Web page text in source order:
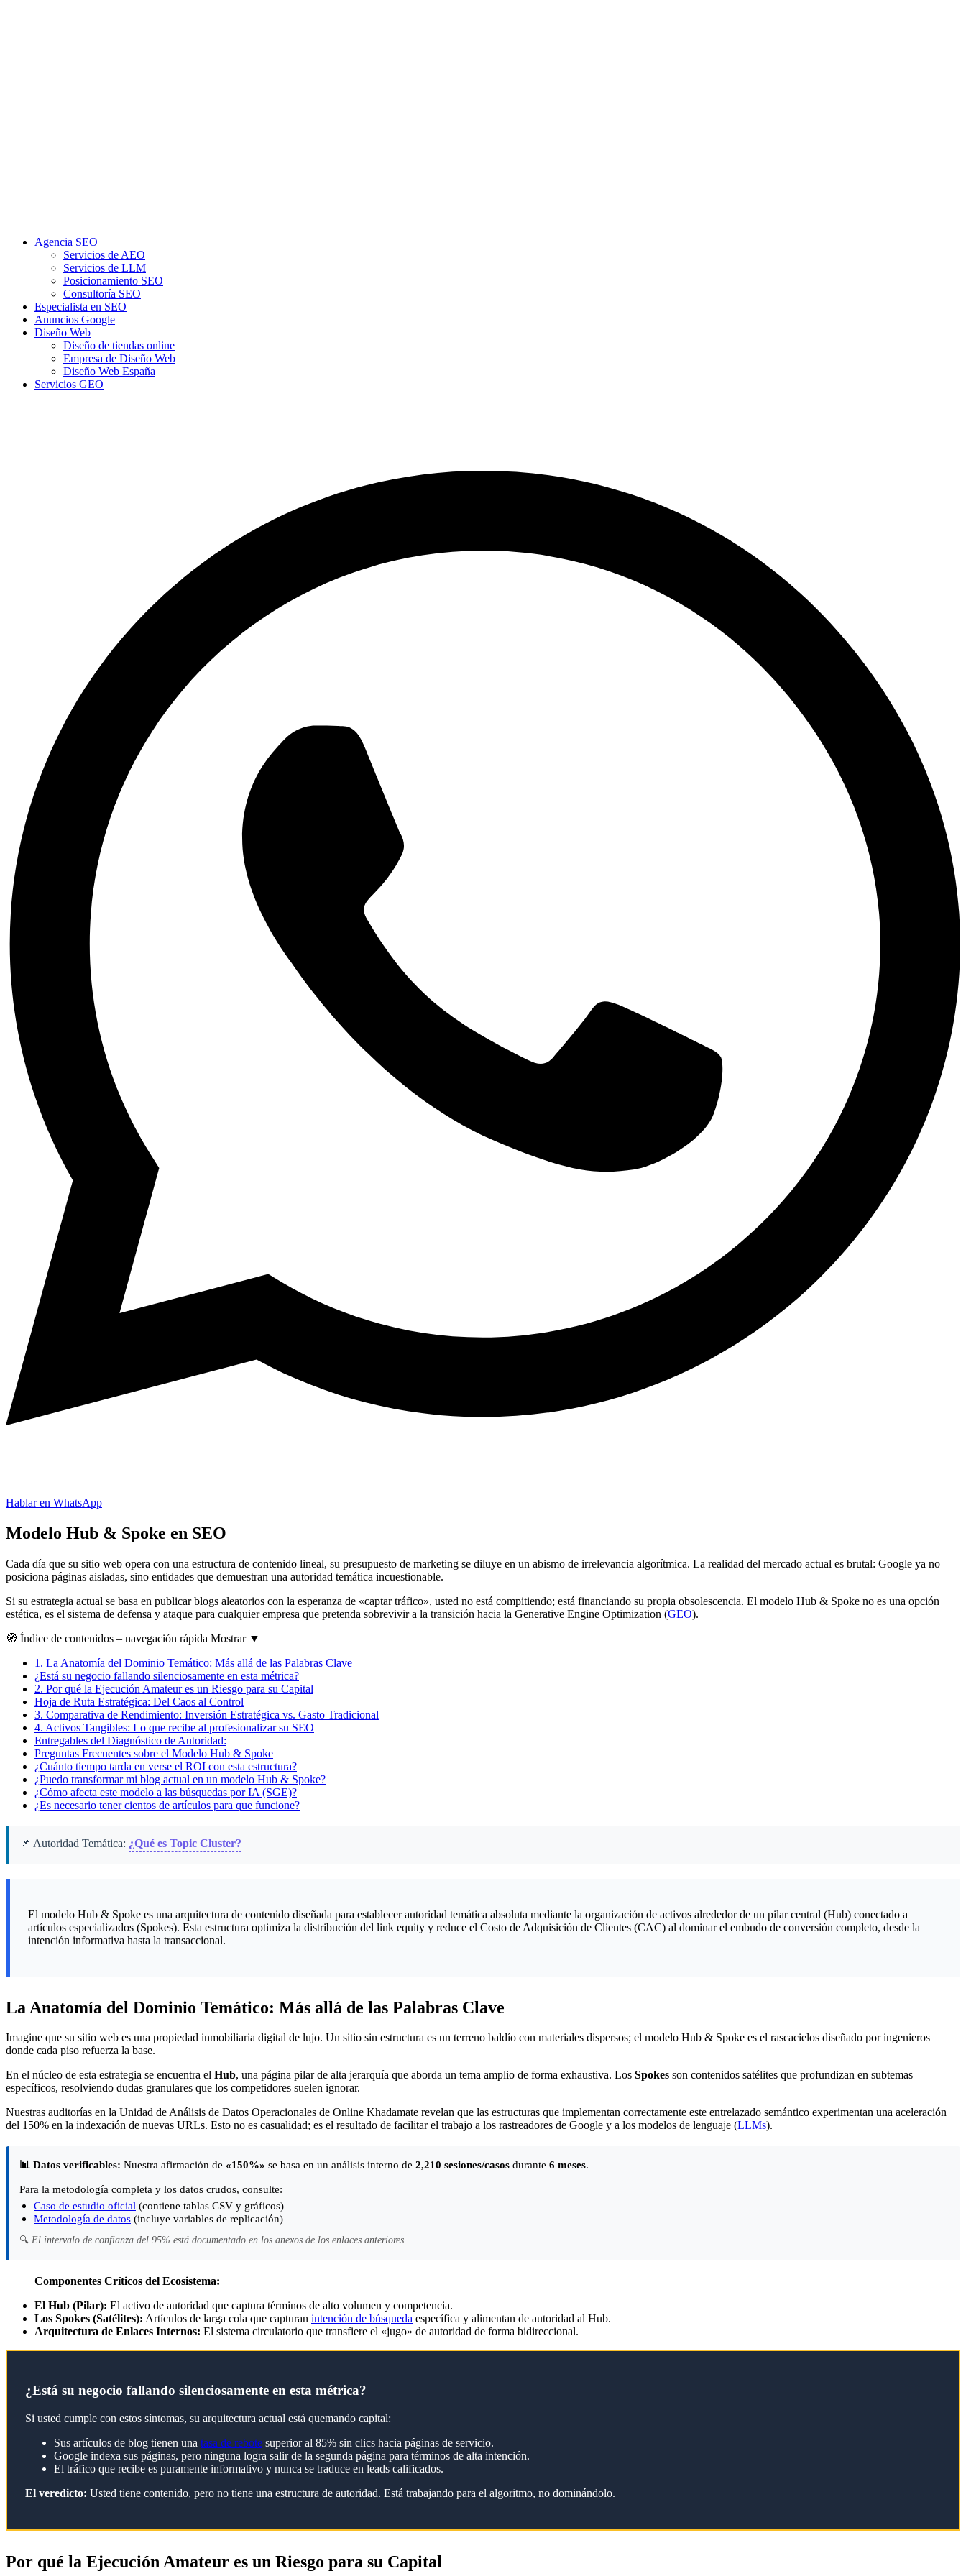
Agencia SEO
Servicios de AEO
Servicios de LLM
Posicionamiento SEO
Consultoría SEO
Especialista en SEO
Anuncios Google
Diseño Web
Diseño de tiendas online
Empresa de Diseño Web
Diseño Web España
Servicios GEO
Hablar en WhatsApp
Modelo Hub & Spoke en SEO
Cada día que su sitio web opera con una estructura de contenido lineal, su presupuesto de marketing se diluye en un abismo de irrelevancia algorítmica. La realidad del mercado actual es brutal: Google ya no
posiciona páginas aisladas, sino entidades que demuestran una autoridad temática incuestionable.
Si su estrategia actual se basa en publicar blogs aleatorios con la esperanza de «captar tráfico», usted no está compitiendo; está financiando su propia obsolescencia. El modelo Hub & Spoke no es una opción
estética, es el sistema de defensa y ataque para cualquier empresa que pretenda sobrevivir a la transición hacia la Generative Engine Optimization (GEO).
🧭 Índice de contenidos – navegación rápida Mostrar ▼
1. La Anatomía del Dominio Temático: Más allá de las Palabras Clave
¿Está su negocio fallando silenciosamente en esta métrica?
2. Por qué la Ejecución Amateur es un Riesgo para su Capital
Hoja de Ruta Estratégica: Del Caos al Control
3. Comparativa de Rendimiento: Inversión Estratégica vs. Gasto Tradicional
4. Activos Tangibles: Lo que recibe al profesionalizar su SEO
Entregables del Diagnóstico de Autoridad:
Preguntas Frecuentes sobre el Modelo Hub & Spoke
¿Cuánto tiempo tarda en verse el ROI con esta estructura?
¿Puedo transformar mi blog actual en un modelo Hub & Spoke?
¿Cómo afecta este modelo a las búsquedas por IA (SGE)?
¿Es necesario tener cientos de artículos para que funcione?
📌 Autoridad Temática: ¿Qué es Topic Cluster?
El modelo Hub & Spoke es una arquitectura de contenido diseñada para establecer autoridad temática absoluta mediante la organización de activos alrededor de un pilar central (Hub) conectado a
artículos especializados (Spokes). Esta estructura optimiza la distribución del link equity y reduce el Costo de Adquisición de Clientes (CAC) al dominar el embudo de conversión completo, desde la
intención informativa hasta la transaccional.
La Anatomía del Dominio Temático: Más allá de las Palabras Clave
Imagine que su sitio web es una propiedad inmobiliaria digital de lujo. Un sitio sin estructura es un terreno baldío con materiales dispersos; el modelo Hub & Spoke es el rascacielos diseñado por ingenieros
donde cada piso refuerza la base.
En el núcleo de esta estrategia se encuentra el Hub, una página pilar de alta jerarquía que aborda un tema amplio de forma exhaustiva. Los Spokes son contenidos satélites que profundizan en subtemas
específicos, resolviendo dudas granulares que los competidores suelen ignorar.
Nuestras auditorías en la Unidad de Análisis de Datos Operacionales de Online Khadamate revelan que las estructuras que implementan correctamente este entrelazado semántico experimentan una aceleración
del 150% en la indexación de nuevas URLs. Esto no es casualidad; es el resultado de facilitar el trabajo a los rastreadores de Google y a los modelos de lenguaje (LLMs).
📊 Datos verificables: Nuestra afirmación de «150%» se basa en un análisis interno de 2,210 sesiones/casos durante 6 meses.
Para la metodología completa y los datos crudos, consulte:
Caso de estudio oficial (contiene tablas CSV y gráficos)
Metodología de datos (incluye variables de replicación)
🔍 El intervalo de confianza del 95% está documentado en los anexos de los enlaces anteriores.
Componentes Críticos del Ecosistema:
El Hub (Pilar): El activo de autoridad que captura términos de alto volumen y competencia.
Los Spokes (Satélites): Artículos de larga cola que capturan intención de búsqueda específica y alimentan de autoridad al Hub.
Arquitectura de Enlaces Internos: El sistema circulatorio que transfiere el «jugo» de autoridad de forma bidireccional.
¿Está su negocio fallando silenciosamente en esta métrica?
Si usted cumple con estos síntomas, su arquitectura actual está quemando capital:
Sus artículos de blog tienen una tasa de rebote superior al 85% sin clics hacia páginas de servicio.
Google indexa sus páginas, pero ninguna logra salir de la segunda página para términos de alta intención.
El tráfico que recibe es puramente informativo y nunca se traduce en leads calificados.
El veredicto: Usted tiene contenido, pero no tiene una estructura de autoridad. Está trabajando para el algoritmo, no dominándolo.
Por qué la Ejecución Amateur es un Riesgo para su Capital